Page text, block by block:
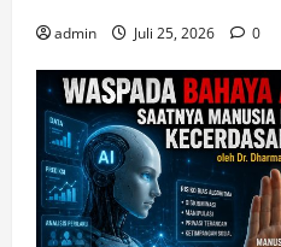
admin Juli 25, 2026 0